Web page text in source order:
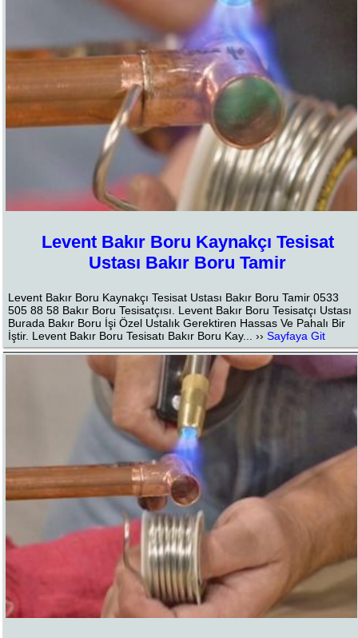
Levent Bakır Boru Kaynakçı Tesisat
Ustası Bakır Boru Tamir
Levent Bakır Boru Kaynakçı Tesisat Ustası Bakır Boru Tamir 0533
505 88 58 Bakır Boru Tesisatçısı. Levent Bakır Boru Tesisatçı Ustası
Burada Bakır Boru İşi Özel Ustalık Gerektiren Hassas Ve Pahalı Bir
İştir. Levent Bakır Boru Tesisatı Bakır Boru Kay... ››Sayfaya Git